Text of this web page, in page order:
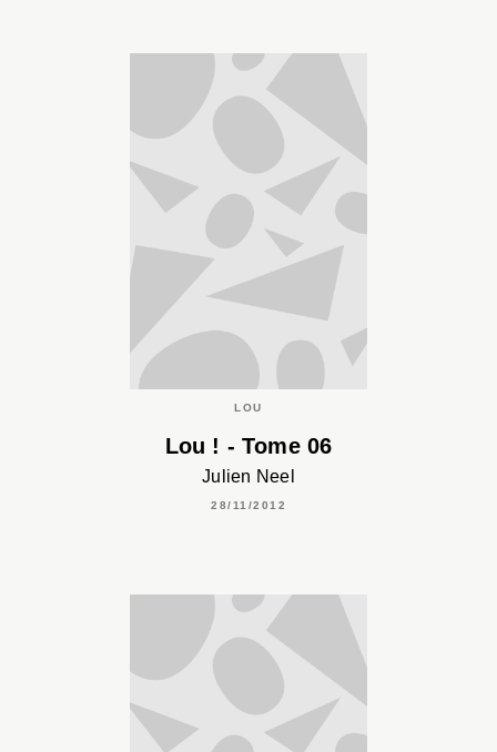
LOU
Lou ! - Tome 06
Julien Neel
28/11/2012